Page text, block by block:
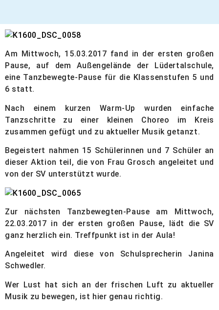
Am Mittwoch, 15.03.2017 fand in der ersten großen
Pause, auf dem Außengelände der Lüdertalschule,
eine Tanzbewegte-Pause für die Klassenstufen 5 und
6 statt.
Nach einem kurzen Warm-Up wurden einfache
Tanzschritte zu einer kleinen Choreo im Kreis
zusammen gefügt und zu aktueller Musik getanzt.
Begeistert nahmen 15 Schülerinnen und 7 Schüler an
dieser Aktion teil, die von Frau Grosch angeleitet und
von der SV unterstützt wurde.
Zur nächsten Tanzbewegten-Pause am Mittwoch,
22.03.2017 in der ersten großen Pause, lädt die SV
ganz herzlich ein. Treffpunkt ist in der Aula!
Angeleitet wird diese von Schulsprecherin Janina
Schwedler.
Wer Lust hat sich an der frischen Luft zu aktueller
Musik zu bewegen, ist hier genau richtig.